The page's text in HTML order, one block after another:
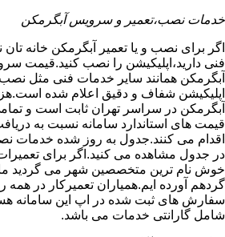
خدمات نصب،تعمیر و سرویس آبگرمکن
اگر برای نصب و یا تعمیر آبگرمکن خانه
فنی دارید،اپلیکیشن را نصب کنید.قیمت
آبگرمکن همانند سایر خدمات فنی مثل نصب
اپلیکیشن شفاف و دقیق اعلام شده
آبگرمکن در سراسر تهران ثابت است و
قیمت های استاندارد سامانه نسبت به
اقدام می کنند.جدول به روز شده خدمات
در جدول مشاهده می کنید.اگر برای
خوش نام ترین متخصصین شهر می گردید
گردهم آورده ایم.همیاران تعمیرکار در همه
سفارش های ثبت شده در اپ این سامانه
شامل گارانتی خدمات می باشد.